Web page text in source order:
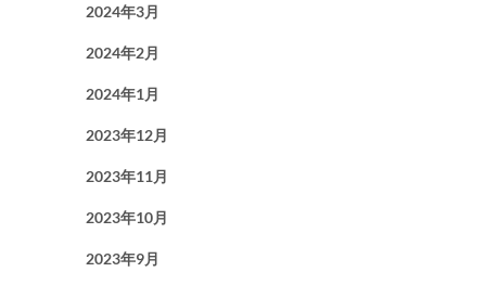
2024年3月
2024年2月
2024年1月
2023年12月
2023年11月
2023年10月
2023年9月